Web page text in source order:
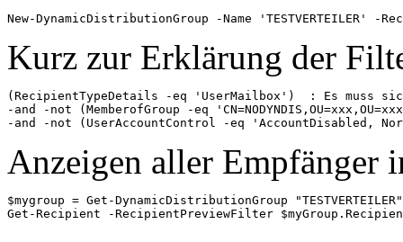
New-DynamicDistributionGroup -Name
Kurz zur Erklärung der
(RecipientTypeDetails -eq 'UserMailbox')  : Es muss
-and -not (MemberofGroup -eq
-and -not (UserAccountControl -eq 'AccountDisabled,
Anzeigen aller Empfänger
$mygroup = Get-DynamicDistributionGroup "TESTVERTEILER"
Get-Recipient -RecipientPreviewFilter